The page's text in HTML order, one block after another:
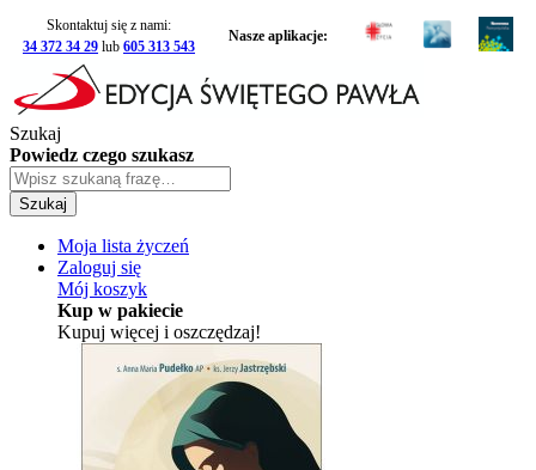
Skontaktuj się z nami:
34 372 34 29 lub 605 313 543
Nasze aplikacje:
Szukaj
Powiedz czego szukasz
Szukaj
Moja lista życzeń
Zaloguj się
Mój koszyk
Kup w pakiecie
Kupuj więcej i oszczędzaj!